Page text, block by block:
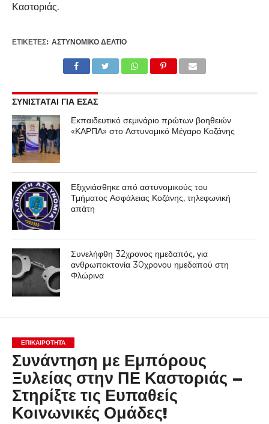
Καστοριάς.
ΕΤΙΚΕΤΕΣ: ΑΣΤΥΝΟΜΙΚΌ ΔΕΛΤΊΟ
ΣΥΝΙΣΤΑΤΑΙ ΓΙΑ ΕΣΑΣ
Εκπαιδευτικό σεμινάριο πρώτων βοηθειών
«ΚΑΡΠΑ» στο Αστυνομικό Μέγαρο Κοζάνης
Εξιχνιάσθηκε από αστυνομικούς του
Τμήματος Ασφάλειας Κοζάνης, τηλεφωνική
απάτη
Συνελήφθη 32χρονος ημεδαπός, για
ανθρωποκτονία 30χρονου ημεδαπού στη
Φλώρινα
ΕΠΙΚΑΙΡΟΤΗΤΑ
Συνάντηση με Εμπόρους
Ξυλείας στην ΠΕ Καστοριάς –
Στηρίξτε τις Ευπαθείς
Κοινωνικές Ομάδες!